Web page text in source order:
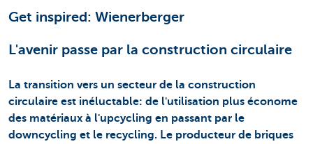
Get inspired: Wienerberger
L'avenir passe par la construction circulaire
La transition vers un secteur de la construction
circulaire est inéluctable: de l'utilisation plus économe
des matériaux à l'upcycling en passant par le
downcycling et le recycling. Le producteur de briques